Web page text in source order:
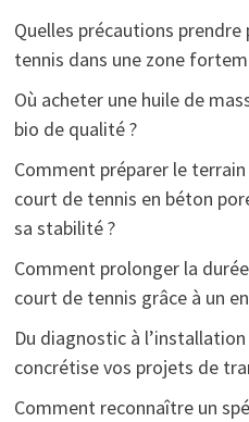
Quelles précautions
tennis dans une zone
Où acheter une huile de
bio de qualité ?
Comment préparer le
court de tennis en béton
sa stabilité ?
Comment prolonger la
court de tennis grâce à un
Du diagnostic à
concrétise vos projets de
Comment reconnaître un